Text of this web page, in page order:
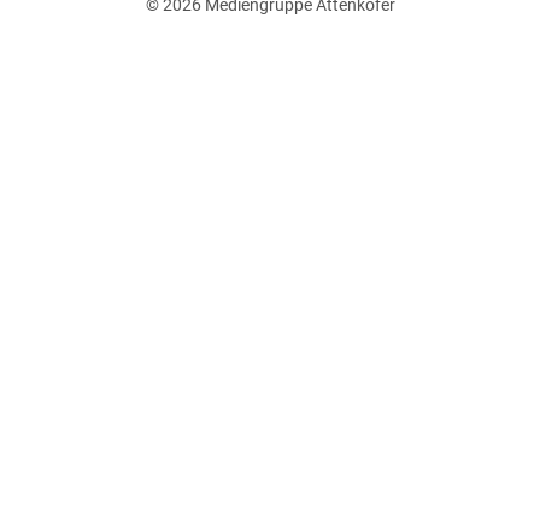
© 2026 Mediengruppe Attenkofer